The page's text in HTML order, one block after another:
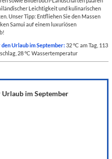
Leichtigkeit und kulinarischen
Unser Tipp: Entfliehen Sie den Massen
Samui auf einem luxuriösen
Urlaub im September:32 °C am Tag, 113
28 °C Wassertemperatur
im September